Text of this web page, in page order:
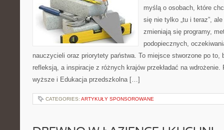
myślą o osobach, które
się nie tylko „tu i teraz”,
zmieniają się programy,
podopiecznych,
nauczycieli oraz priorytety państwa. To miejsce stworzone po to,
refleksją, a inspiracje z różnych krajów przekładać na
wyższe i Edukacja przedszkolna […]
CATEGORIES: ARTYKUŁY SPONSOROWANE